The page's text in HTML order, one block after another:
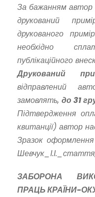
За бажанням
друкований
друкованого
необхідно
публікаційного
Друкований
відправлений
замовлять, до 31
Підтвердження
квитанції) автор
Зразок
ЗАБОРОНА
ПРАЦЬ КРАЇНИ-